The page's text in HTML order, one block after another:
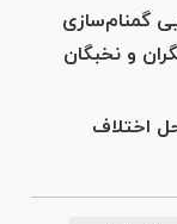
قضایی گمنام‌سازی
و نخبگان
اختلاف